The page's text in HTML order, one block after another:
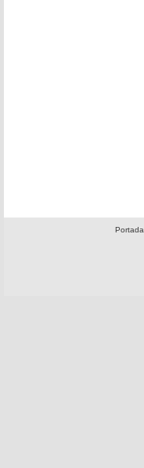
Portada